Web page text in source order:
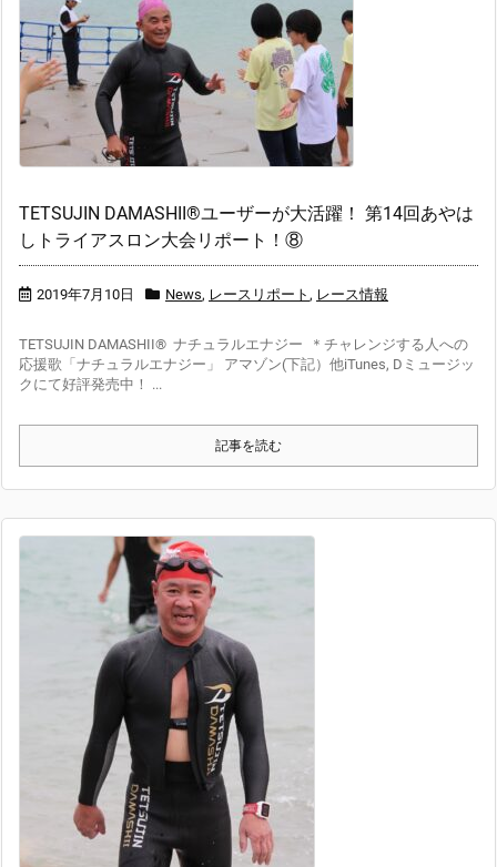
TETSUJIN DAMASHII®︎ユーザーが大活躍！ 第14回あやは
しトライアスロン大会リポート！⑧
2019年7月10日 News, レースリポート , レース情報
TETSUJIN DAMASHII® ナチュラルエナジー ＊チャレンジする人への
応援歌「ナチュラルエナジー」 アマゾン(下記）他iTunes, Dミュージッ
クにて好評発売中！ ...
記事を読む